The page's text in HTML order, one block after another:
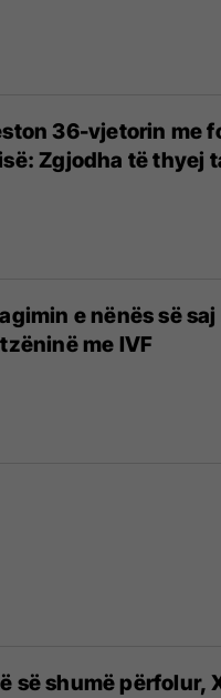
36-vjetorin me
Zgjodha të thyej
e nënës së
me IVF
së shumë përfolur,